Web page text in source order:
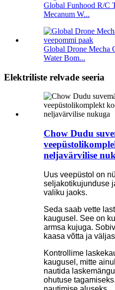
Global Funhood R/C
Mecanum W...
Global Drone Mecha
Water Bom...
Elektriliste relvade seeria
Chow Dudu
neljavärvilise
Uus veepüstol on
seljakotikujunduse
valiku jaoks.
Seda saab vette
kaugusel. See on
armsa kujuga.
kaasa võtta ja
Kontrollime
kaugusel, mitte
nautida
ohutuse